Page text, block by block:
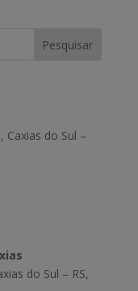
Caxias do Sul –
do Sul – RS,